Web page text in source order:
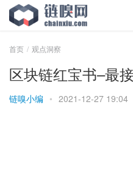
首页 观点洞察
区块链红宝书–最
链嗅小编 • 2021-12-27 19:04